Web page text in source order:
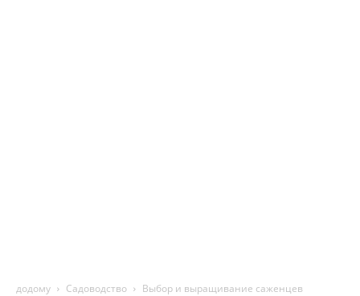
додому Садоводство Выбор и выращивание саженцев